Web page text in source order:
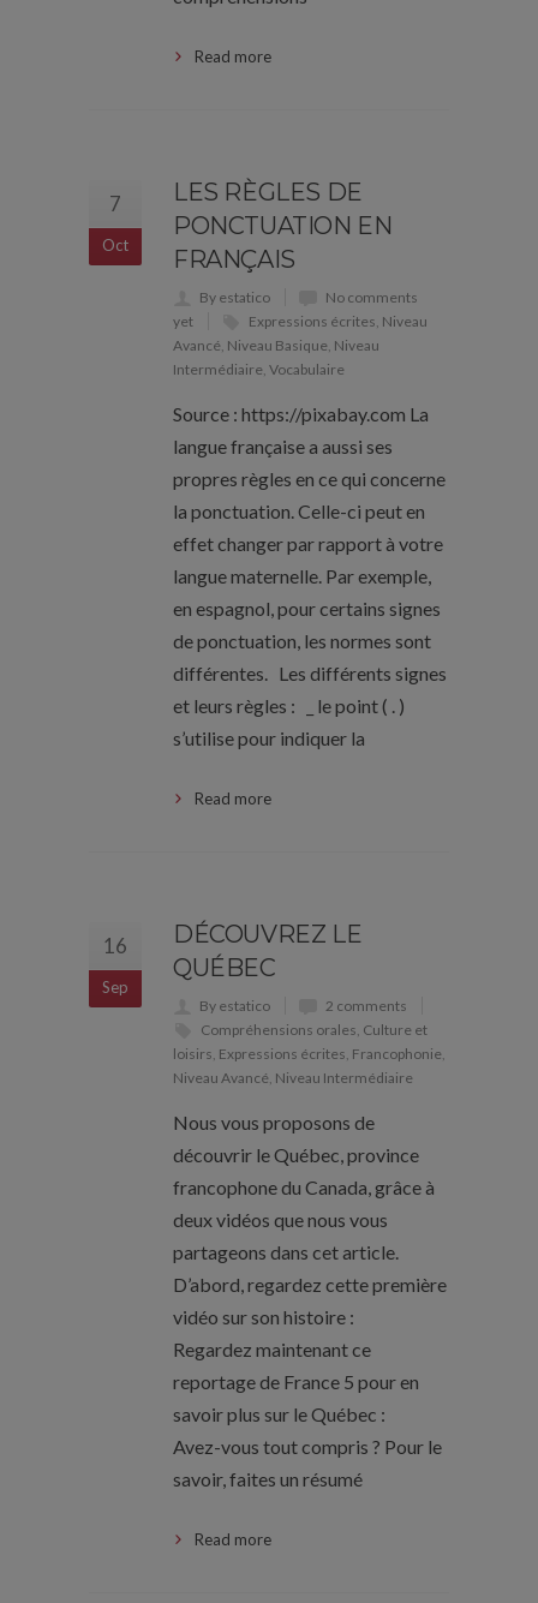
Read more
7
Oct
LES RÈGLES DE
PONCTUATION EN
FRANÇAIS
By estatico
No comments
yet
Expressions écrites Niveau
Avancé Niveau Basique Niveau
Intermédiaire Vocabulaire
Source : https://pixabay.com La
langue française a aussi ses
propres règles en ce qui concerne
la ponctuation. Celle-ci peut en
effet changer par rapport à votre
langue maternelle. Par exemple,
en espagnol, pour certains signes
de ponctuation, les normes sont
différentes. Les différents signes
et leurs règles : _ le point ( . )
s’utilise pour indiquer la
Read more
16
Sep
DÉCOUVREZ LE
QUÉBEC
By estatico
2 comments
Compréhensions orales Culture et
loisirs Expressions écrites Francophonie
Niveau Avancé Niveau Intermédiaire
Nous vous proposons de
découvrir le Québec, province
francophone du Canada, grâce à
deux vidéos que nous vous
partageons dans cet article.
D’abord, regardez cette première
vidéo sur son histoire :
Regardez maintenant ce
reportage de France 5 pour en
savoir plus sur le Québec :
Avez-vous tout compris ? Pour le
savoir, faites un résumé
Read more